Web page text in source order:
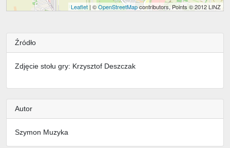
Leaflet | ©OpenStreetMapcontributors, Points © 2012 LINZ
Źródło
Zdjęcie stołu gry: Krzysztof Deszczak
Autor
Szymon Muzyka